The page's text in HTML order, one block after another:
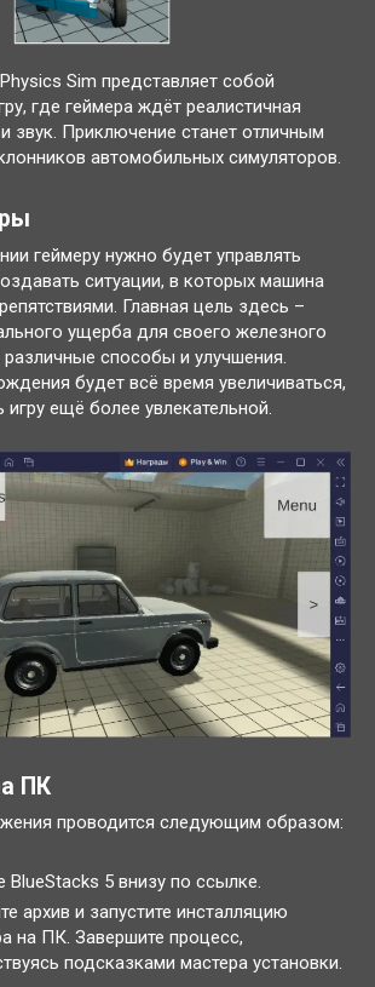
Sim представляет собой
где геймера ждёт реалистичная
звук. Приключение станет отличным
автомобильных симуляторов.
геймеру нужно будет управлять
ситуации, в которых машина
Главная цель здесь –
ущерба для своего железного
различные способы и улучшения.
будет всё время увеличиваться,
ещё более увлекательной.
ПК
проводится следующим образом:
BlueStacks 5 внизу по ссылке.
архив и запустите инсталляцию
на ПК. Завершите процесс,
подсказками мастера установки.